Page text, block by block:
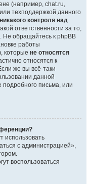
(например, chat.ru,
техподдержкой данного
контроля над
ответственности за то,
Не обращайтесь к phpBB
работы
которые не относятся
относятся к
же вы всё-таки
данной
подробного письма, или
использовать
с администрацией»,
воспользоваться